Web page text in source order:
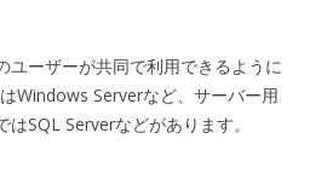
ユーザーが共同で利用できるように
Windows Serverなど、サーバー用
SQL Serverなどがあります。